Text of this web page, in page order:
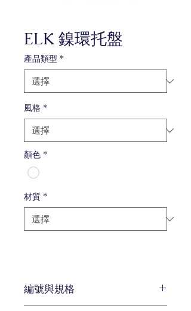
ELK 鎳環托盤
產品類型 *
風格 *
顏色 *
材質 *
編號與規格